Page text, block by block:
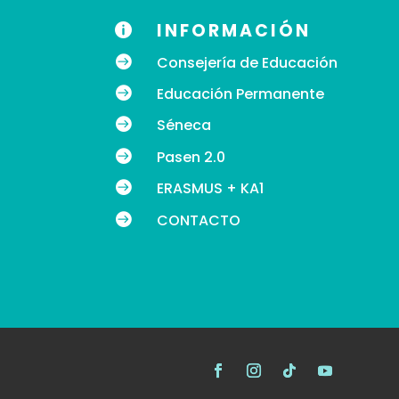
 INFORMACIÓN
 Consejería de Educación
 Educación Permanente
 Séneca
 Pasen 2.0
 ERASMUS + KA1
 CONTACTO